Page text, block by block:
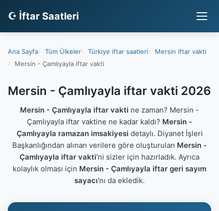
☪ İftar Saatleri
Ana Sayfa Tüm Ülkeler Türkiye iftar saatleri
Mersin iftar vakti
Mersin - Çamlıyayla iftar vakti
Mersin - Çamlıyayla iftar vakti 2026
Mersin - Çamlıyayla iftar vakti ne zaman? Mersin -
Çamlıyayla iftar vaktine ne kadar kaldı? Mersin -
Çamlıyayla ramazan imsakiyesi detaylı. Diyanet İşleri
Başkanlığından alınan verilere göre oluşturulan Mersin -
Çamlıyayla iftar vakti'ni sizler için hazırladık. Ayrıca
kolaylık olması için Mersin - Çamlıyayla iftar geri sayım
sayacı'nı da ekledik.